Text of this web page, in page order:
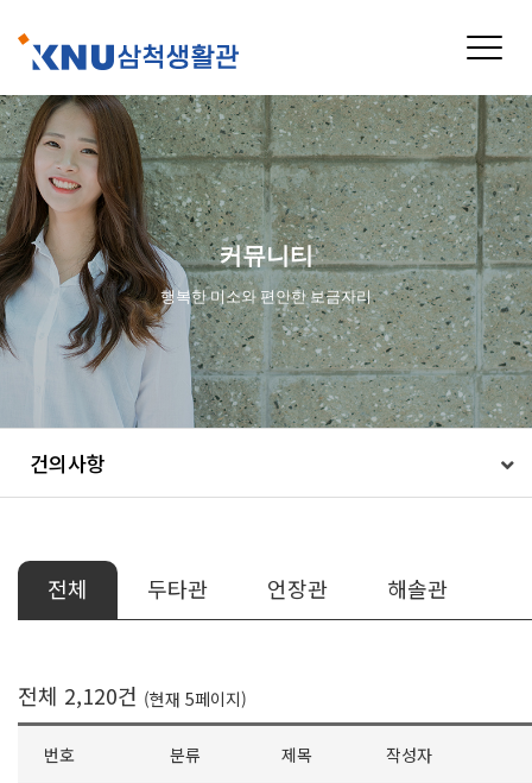
Toggle
커뮤니티
행복한 미소와 편안한 보금자리
건의사항
건의사항
전체 두타관 언장관 해솔관
전체 2,120건 (현재 5페이지)
번호 분류 제목 작성자